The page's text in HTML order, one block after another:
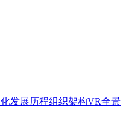
发展历程组织架构VR全景